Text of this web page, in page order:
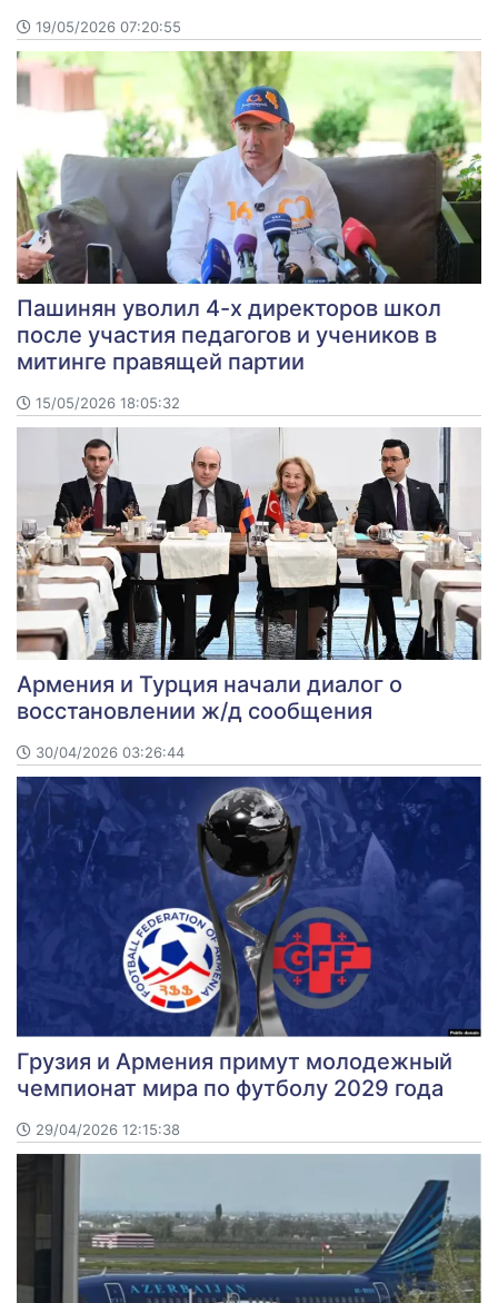
19/05/2026 07:20:55
Пашинян уволил 4-х директоров школ
после участия педагогов и учеников в
митинге правящей партии
15/05/2026 18:05:32
Армения и Турция начали диалог о
восстановлении ж/д сообщения
30/04/2026 03:26:44
Грузия и Армения примут молодежный
чемпионат мира по футболу 2029 года
29/04/2026 12:15:38